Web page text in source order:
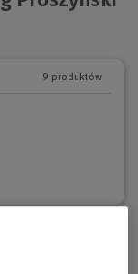
9 produktów